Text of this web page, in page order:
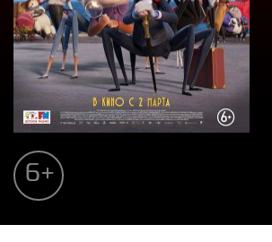
6+